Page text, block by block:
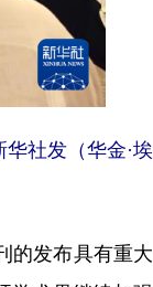
社发（华金·埃
的发布具有重大